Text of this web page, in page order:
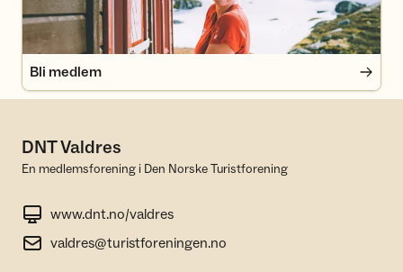
Bli medlem
DNT Valdres
En medlemsforening i Den Norske Turistforening
www.dnt.no/valdres
valdres@turistforeningen.no